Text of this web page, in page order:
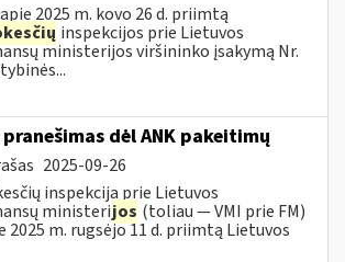
2025 m. kovo 26 d. priimtą
inspekcijos prie Lietuvos
ministerijos viršininko įsakymą Nr.
dėl ANK pakeitimų
2025-09-26
inspekcija prie Lietuvos
ministerijos (toliau — VMI prie FM)
m. rugsėjo 11 d. priimtą Lietuvos